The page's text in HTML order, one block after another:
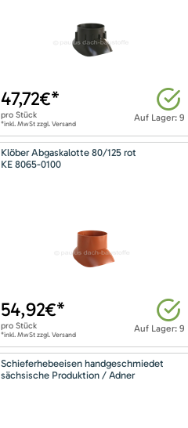
Auf Lager: 9
47,72€*
pro Stück
*inkl. MwSt zzgl. Versand
Klöber Abgaskalotte 80/125 rot
KE 8065-0100
Auf Lager: 9
54,92€*
pro Stück
*inkl. MwSt zzgl. Versand
Schieferhebeeisen handgeschmiedet
sächsische Produktion / Adner